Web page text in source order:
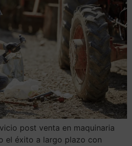
post venta en maquinaria
el éxito a largo plazo con